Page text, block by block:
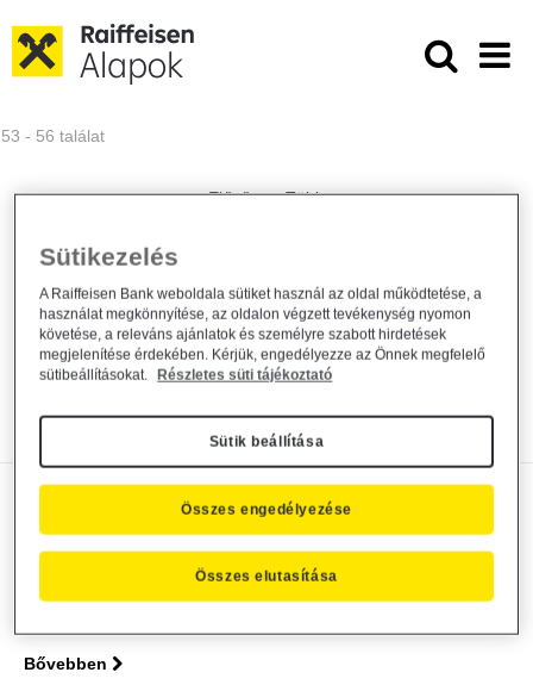
Közzétételek - Raiffeisen
53 - 56 találat
Módosul a Raiffeisen Befektetési
Alapkezelő Zrt. által...
Alapkezelő közzététel 2024. december 12.
Közzététel
Bővebben
Módosul a Raiffeisen Befektetési
Alapkezelő Zrt. által...
2024. december 3.
Bővebben
Sütikezelés
A Raiffeisen Bank weboldala sütiket használ az oldal működtetése, a
használat megkönnyítése, az oldalon végzett tevékenység nyomon
követése, a releváns ajánlatok és személyre szabott hirdetések
megjelenítése érdekében. Kérjük, engedélyezze az Önnek megfelelő
sütibeállításokat.
Részletes süti tájékoztató
Sütik beállítása
Összes elutasítása
Összes engedélyezése